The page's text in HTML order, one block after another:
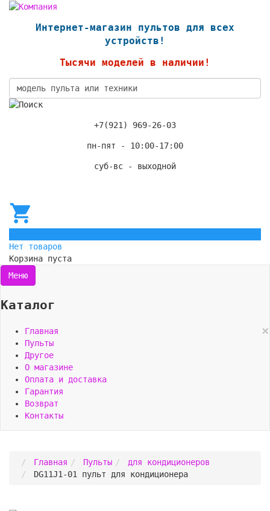
Интернет-магазин пультов для всех
устройств!
Тысячи моделей в наличии!
+7(921) 969-26-03
пн-пят - 10:00-17:00
суб-вс - выходной
Нет товаров
Корзина пуста
Меню
Каталог
×
Главная
Пульты
Другое
О магазине
Оплата и доставка
Гарантия
Возврат
Контакты
Главная Пульты
для кондиционеров
DG11J1-01 пульт для кондиционера